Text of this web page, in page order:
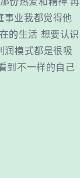
事业我都觉得他
的生活 想要认识
润模式都是很吸
到不一样的自己